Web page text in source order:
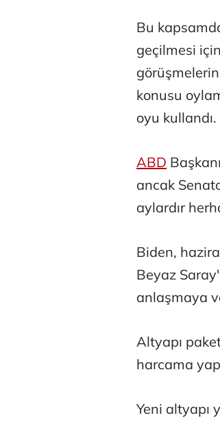
Bu
geçilmesi
konusu
oyu kullandı.
ABD
ancak
aylardır
Biden,
Beyaz
anlaşmaya
Altyapı
harcama
Yeni altyapı